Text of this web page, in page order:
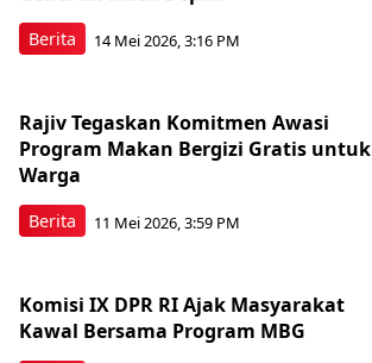
Berita 14 Mei 2026, 3:16 PM
Berita
Rajiv Tegaskan Komitmen Awasi
Program Makan Bergizi Gratis untuk
Warga
11 Mei 2026, 3:59 PM
Komisi IX DPR RI Ajak Masyarakat
Kawal Bersama Program MBG